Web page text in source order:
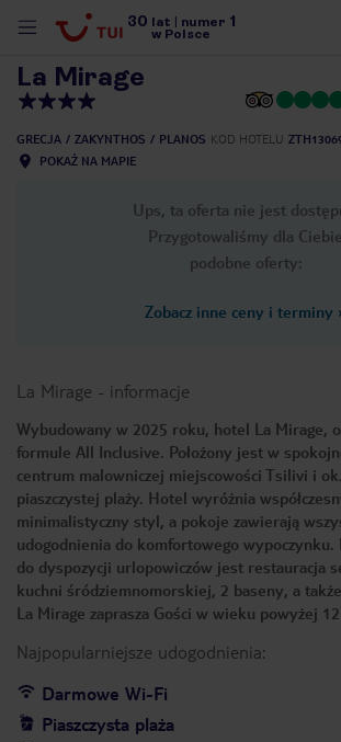
30 lat numer 1
w Polsce
La Mirage
GRECJA ZAKYNTHOS PLANOS KOD HOTELU
POKAŻ NA MAPIE
Ups, ta oferta nie jest
Przygotowaliśmy dla Ciebie
podobne oferty:
Zobacz inne ceny i terminy
La Mirage - informacje
Wybudowany w 2025 roku, hotel La Mirage,
formule All Inclusive. Położony jest w
centrum malowniczej miejscowości Tsilivi i
piaszczystej plaży. Hotel wyróżnia
minimalistyczny styl, a pokoje zawierają
udogodnienia do komfortowego
do dyspozycji urlopowiczów jest restauracja
kuchni śródziemnomorskiej, 2 baseny, a
La Mirage zaprasza Gości w wieku powyżej
Najpopularniejsze udogodnienia:
Darmowe Wi-Fi
Piaszczysta plaża